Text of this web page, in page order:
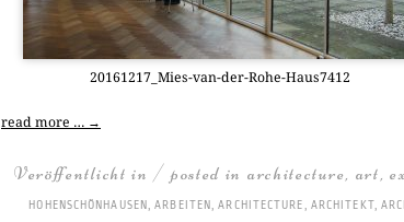
20161217_­Mies-van-der-Rohe-Haus7412
read more … →
Veröffentlicht in / posted in architecture, art,
HOHENSCHÖNHAUSEN,ARBEITEN,ARCHITECTURE, ARCHITEKT,